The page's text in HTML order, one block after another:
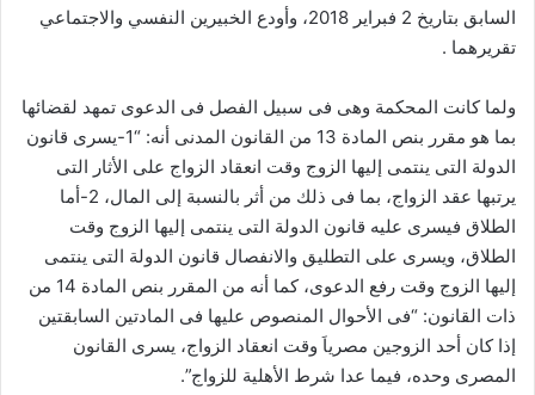
السابق بتاريخ 2 فبراير 2018، وأودع الخبيرين النفسي والاجتماعي
تقريرهما .
ولما كانت المحكمة وهى فى سبيل الفصل فى الدعوى تمهد لقضائها
بما هو مقرر بنص المادة 13 من القانون المدنى أنه: “1-يسرى قانون
الدولة التى ينتمى إليها الزوج وقت انعقاد الزواج على الأثار التى
يرتبها عقد الزواج، بما فى ذلك من أثر بالنسبة إلى المال، 2-أما
الطلاق فيسرى عليه قانون الدولة التى ينتمى إليها الزوج وقت
الطلاق، ويسرى على التطليق والانفصال قانون الدولة التى ينتمى
إليها الزوج وقت رفع الدعوى، كما أنه من المقرر بنص المادة 14 من
ذات القانون: “فى الأحوال المنصوص عليها فى المادتين السابقتين
إذا كان أحد الزوجين مصرياَ وقت انعقاد الزواج، يسرى القانون
المصرى وحده، فيما عدا شرط الأهلية للزواج”.